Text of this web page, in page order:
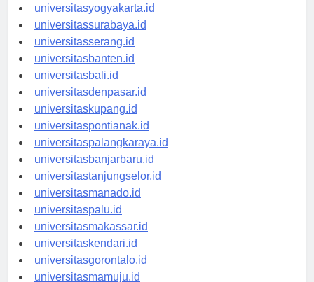
universitassemarang.id
universitasyogyakarta.id
universitassurabaya.id
universitasserang.id
universitasbanten.id
universitasbali.id
universitasdenpasar.id
universitaskupang.id
universitaspontianak.id
universitaspalangkaraya.id
universitasbanjarbaru.id
universitastanjungselor.id
universitasmanado.id
universitaspalu.id
universitasmakassar.id
universitaskendari.id
universitasgorontalo.id